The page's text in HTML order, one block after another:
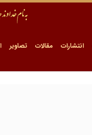
انتشارات مقالات تصاویر